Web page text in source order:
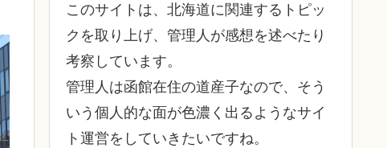
このサイトは、北海道に関連するトピッ
クを取り上げ、管理人が感想を述べたり
考察しています。
管理人は函館在住の道産子なので、そう
いう個人的な面が色濃く出るようなサイ
ト運営をしていきたいですね。